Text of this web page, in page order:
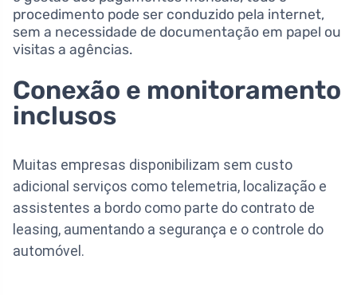
procedimento pode ser conduzido pela internet,
sem a necessidade de documentação em papel ou
visitas a agências.
Conexão e monitoramento
inclusos
Muitas empresas disponibilizam sem custo
adicional serviços como telemetria, localização e
assistentes a bordo como parte do contrato de
leasing, aumentando a segurança e o controle do
automóvel.